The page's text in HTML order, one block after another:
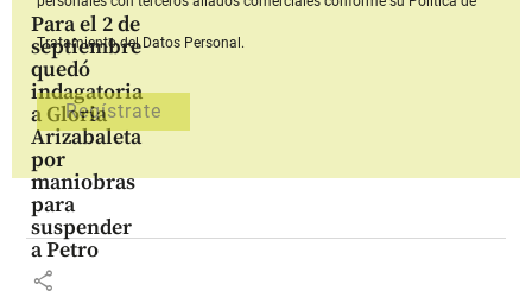
Para el 2 de
septiembre
quedó
indagatoria
a Gloria
Arizabaleta
por
maniobras
para
suspender
a Petro
share
Tratamiento del Datos Personal.